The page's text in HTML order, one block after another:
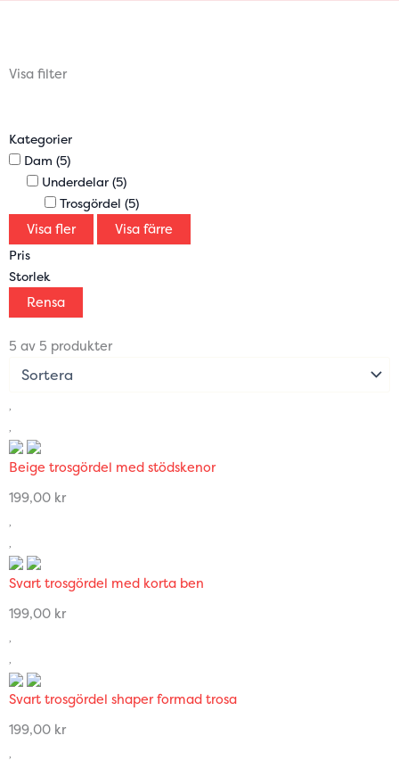
Visa filter
Kategorier
Dam (5)
Underdelar (5)
Trosgördel (5)
Visa fler Visa färre
Pris
Storlek
Rensa
5 av 5 produkter
Beige trosgördel med stödskenor
199,00 kr
Svart trosgördel med korta ben
199,00 kr
Svart trosgördel shaper formad trosa
199,00 kr